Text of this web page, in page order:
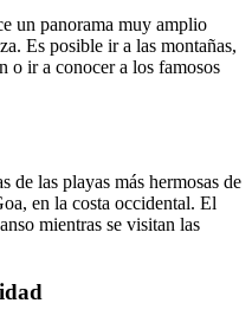
un panorama muy amplio
Es posible ir a las montañas,
o ir a conocer a los famosos
de las playas más hermosas de
en la costa occidental. El
mientras se visitan las